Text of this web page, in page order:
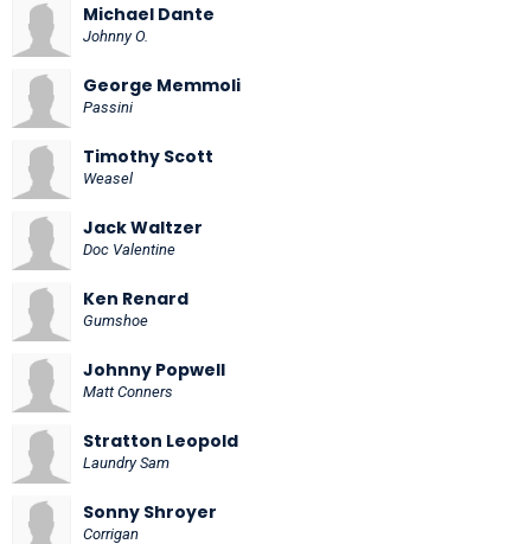
Michael Dante
Johnny O.
George Memmoli
Passini
Timothy Scott
Weasel
Jack Waltzer
Doc Valentine
Ken Renard
Gumshoe
Johnny Popwell
Matt Conners
Stratton Leopold
Laundry Sam
Sonny Shroyer
Corrigan